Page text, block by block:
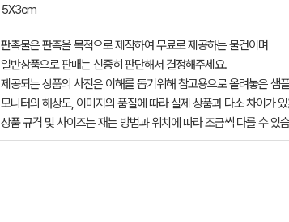
5X3cm
판촉물은 판촉을 목적으로 제작하여 무료로 제공하는 물건이며
일반상품으로 판매는 신중히 판단해서 결정해주세요.
제공되는 상품의 사진은 이해를 돕기위해 참고용으로 올려놓은 샘
모니터의 해상도, 이미지의 품질에 따라 실제 상품과 다소 차이가
상품 규격 및 사이즈는 재는 방법과 위치에 따라 조금씩 다를 수 있